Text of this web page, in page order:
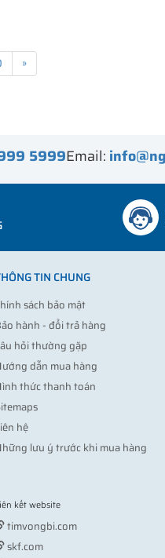
»
5999Email:
TIN CHUNG
sách bảo mật
hành - đổi trả hàng
hỏi thường gặp
dẫn mua hàng
thức thanh toán
hệ
lưu ý trước khi mua hàng
kết website
timvongbi.com
skf.com